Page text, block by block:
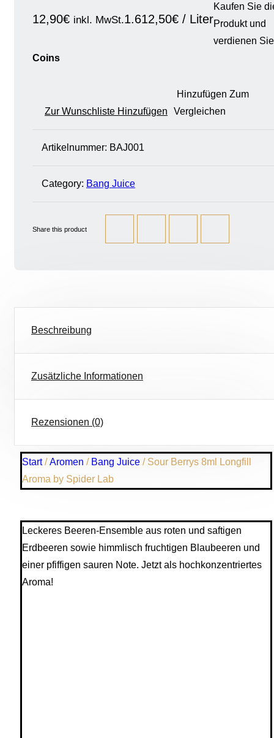
12,90€ inkl. MwSt.1.612,50€ / Liter
Kaufen Sie
Produkt und
verdienen
Coins
Zur Wunschliste Hinzufügen
Hinzufügen Zum
Vergleichen
Artikelnummer: BAJ001
Category: Bang Juice
Share this product
Beschreibung
Zusätzliche Informationen
Rezensionen (0)
Start/Aromen / Bang Juice / Sour Berrys 8ml Longfill
Aroma by Spider Lab
Leckeres Beeren-Ensemble aus roten und saftigen
Erdbeeren sowie himmlisch fruchtigen Blaubeeren und
einer pfiffigen sauren Note. Jetzt als hochkonzentriertes
Aroma!